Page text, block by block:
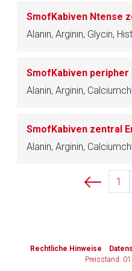
SmofKabiven
SmofKabiven zentral
1
Rechtliche Hinweise
Preisstand:
Zurück